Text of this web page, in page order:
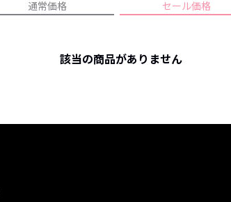
事ランキング
スブランド
プライバシーポリシー
通常価格 セール価格
該当の商品がありません